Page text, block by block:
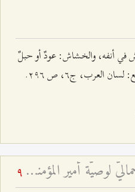
أنفه، والخشاش: عودٌ أو حبلٌ
يُوضع في عظم أنف البعير، راجع: لسان العرب، ج٦، ص ٢٩٦.
السعادة الأبديّة - شرحٌ إجماليٌّ لوصيّة أمير المؤمنين للإمام الحسن المجتبى عليهما السّلام في حاضرين 9